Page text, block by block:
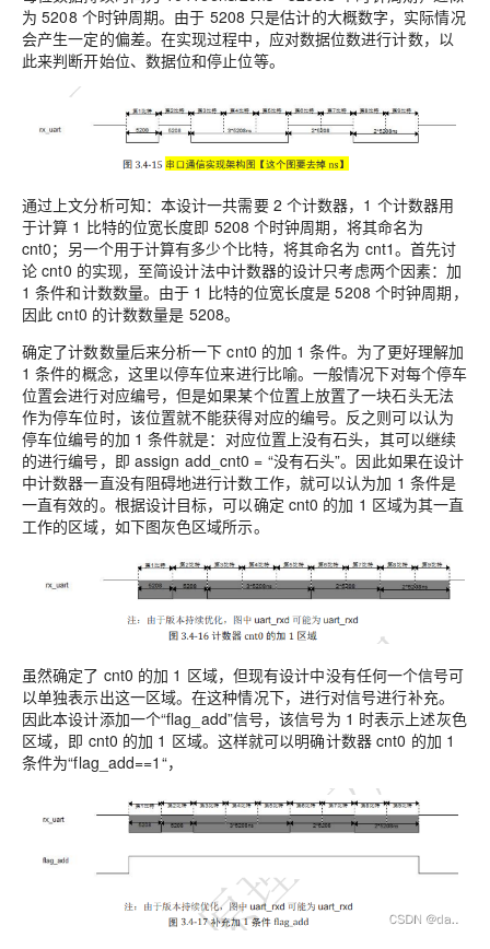
为 5208 个时钟周期。由于 5208 只是估计的大概数字，实际情况
会产生一定的偏差。在实现过程中，应对数据位数进行计数，以
此来判断开始位、数据位和停止位等。
通过上文分析可知：本设计一共需要 2 个计数器，1 个计数器用
于计算 1 比特的位宽长度即 5208 个时钟周期，将其命名为
cnt0；另一个用于计算有多少个比特，将其命名为 cnt1。首先讨
论 cnt0 的实现，至简设计法中计数器的设计只考虑两个因素：加
1 条件和计数数量。由于 1 比特的位宽长度是 5208 个时钟周期，
因此 cnt0 的计数数量是 5208。
确定了计数数量后来分析一下 cnt0 的加 1 条件。为了更好理解加
1 条件的概念，这里以停车位来进行比喻。一般情况下对每个停车
位置会进行对应编号，但是如果某个位置上放置了一块石头无法
作为停车位时，该位置就不能获得对应的编号。反之则可以认为
停车位编号的加 1 条件就是：对应位置上没有石头，其可以继续
的进行编号，即 assign add_cnt0 = “没有石头”。因此如果在设计
中计数器一直没有阻碍地进行计数工作，就可以认为加 1 条件是
一直有效的。根据设计目标，可以确定 cnt0 的加 1 区域为其一直
工作的区域，如下图灰色区域所示。
虽然确定了 cnt0 的加 1 区域，但现有设计中没有任何一个信号可
以单独表示出这一区域。在这种情况下，进行对信号进行补充。
因此本设计添加一个“flag_add”信号，该信号为 1 时表示上述灰色
区域，即 cnt0 的加 1 区域。这样就可以明确计数器 cnt0 的加 1
条件为“flag_add==1“，